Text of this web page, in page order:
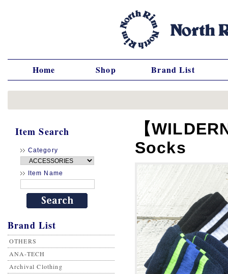
Home Shop Brand List
Item Search
Category
Item Name
Brand List
OTHERS
ANA-TECH
Archival Clothing
【
Socks